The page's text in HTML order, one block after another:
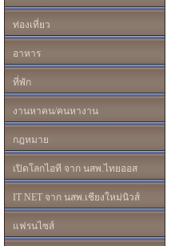
ท่องเที่ยว
อาหาร
ที่พัก
งานหาคน/คนหางาน
กฎหมาย
เปิดโลกไอที จาก นสพ.ไทยออส
IT NET จาก นสพ.เชียงใหม่นิวส์
แฟรนไซส์